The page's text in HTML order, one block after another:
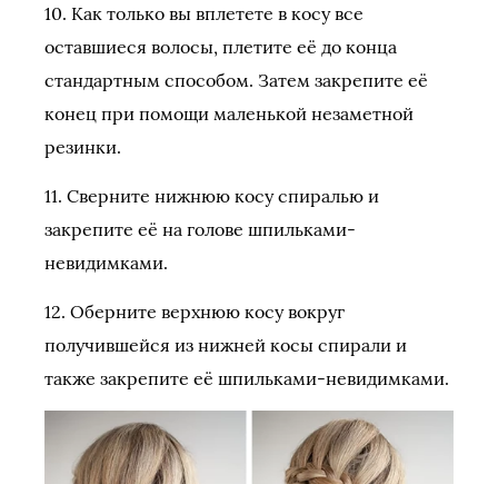
10. Как только вы вплетете в косу все
оставшиеся волосы, плетите её до конца
стандартным способом. Затем закрепите её
конец при помощи маленькой незаметной
резинки.
11. Сверните нижнюю косу спиралью и
закрепите её на голове шпильками-
невидимками.
12. Оберните верхнюю косу вокруг
получившейся из нижней косы спирали и
также закрепите её шпильками-невидимками.